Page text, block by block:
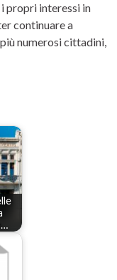
propri interessi in
continuare a
numerosi cittadini,